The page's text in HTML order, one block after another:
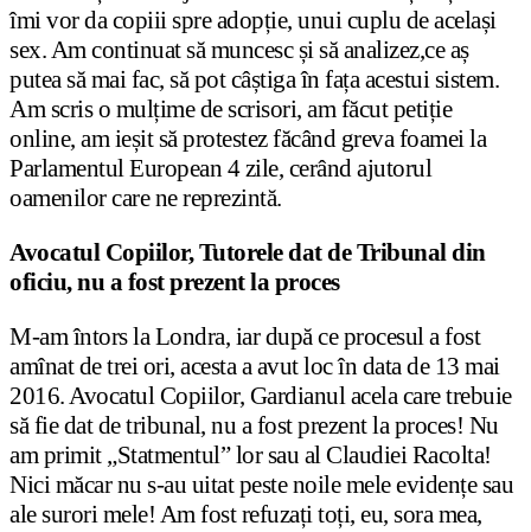
îmi vor da copiii spre adopție, unui cuplu de același
sex. Am continuat să muncesc și să analizez,ce aș
putea să mai fac, să pot câștiga în fața acestui sistem.
Am scris o mulțime de scrisori, am făcut petiție
online, am ieșit să protestez făcând greva foamei la
Parlamentul European 4 zile, cerând ajutorul
oamenilor care ne reprezintă.
Avocatul Copiilor, Tutorele dat de Tribunal din
oficiu, nu a fost prezent la proces
M-am întors la Londra, iar după ce procesul a fost
amînat de trei ori, acesta a avut loc în data de 13 mai
2016. Avocatul Copiilor, Gardianul acela care trebuie
să fie dat de tribunal, nu a fost prezent la proces! Nu
am primit „Statmentul” lor sau al Claudiei Racolta!
Nici măcar nu s-au uitat peste noile mele evidențe sau
ale surori mele! Am fost refuzați toți, eu, sora mea,